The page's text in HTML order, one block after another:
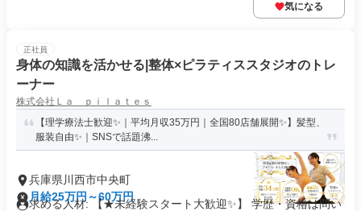
気になる
正社員
身体の知識を活かせる|整体×ピラティススタジオのトレ
ーナー
株式会社Ｌａ ｐｉｌａｔｅｓ
【理学療法士歓迎✨｜平均月収35万円｜全国80店舗展開✨】髪型、
服装自由✨｜SNSで話題沸...
兵庫県川西市中央町
月給25万円～60万円
求める人材: 【★未経験スタート大歓迎✨】 学歴・資格は問い